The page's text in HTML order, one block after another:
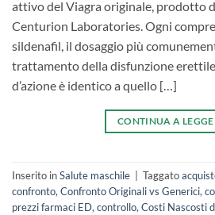
attivo del Viagra originale, prodotto
Centurion Laboratories. Ogni
sildenafil, il dosaggio più
trattamento della disfunzione
d’azione è identico a quello […]
CONTINUA A
Inserito inSalute maschile Taggato
confronto, Confronto Originali vs Generici,
prezzi farmaci ED, controllo, Costi Nascosti